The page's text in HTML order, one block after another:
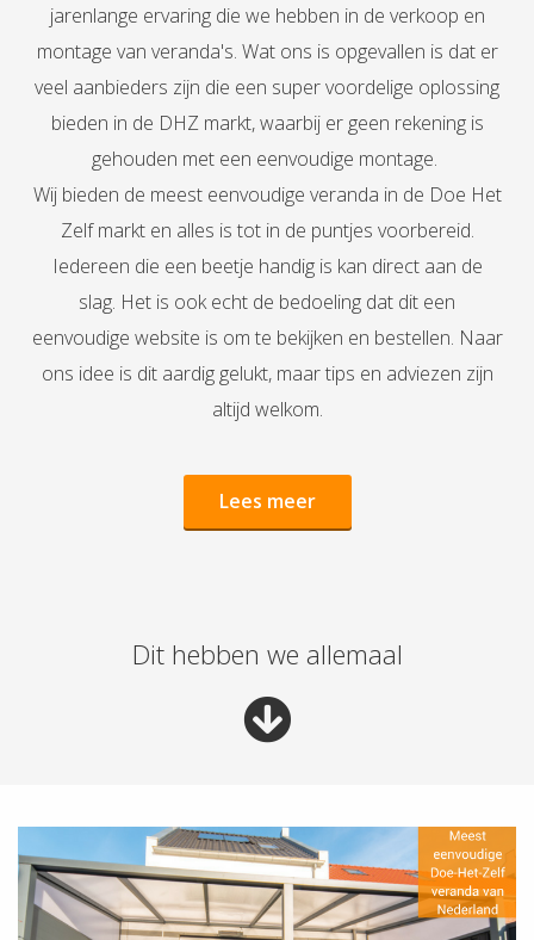
jarenlange ervaring die we hebben in de verkoop en
montage van veranda's. Wat ons is opgevallen is dat er
veel aanbieders zijn die een super voordelige oplossing
bieden in de DHZ markt, waarbij er geen rekening is
gehouden met een eenvoudige montage.
Wij bieden de meest eenvoudige veranda in de Doe Het
Zelf markt en alles is tot in de puntjes voorbereid.
Iedereen die een beetje handig is kan direct aan de
slag. Het is ook echt de bedoeling dat dit een
eenvoudige website is om te bekijken en bestellen. Naar
ons idee is dit aardig gelukt, maar tips en adviezen zijn
altijd welkom.
Lees meer
Dit hebben we allemaal